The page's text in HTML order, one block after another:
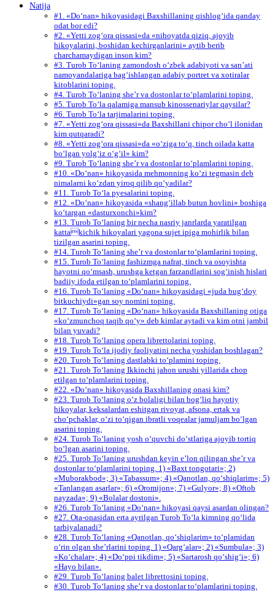
Natija
#1. «Do‘nan» hikoyasidagi Baxshillaning qishlog‘ida qanday
odat bor edi?
#2. «Yetti zog‘ora qissasi»da «nihoyatda qiziq, ajoyib
hikoyalarini, boshidan kechirganlarini» aytib berib
charchamaydigan inson kim?
#3. Turob To‘laning zamondosh o‘zbek adabiyoti va san’ati
namoyandalariga bag‘ishlangan adabiy portret va xotiralar
kitoblarini toping.
#4. Turob To‘laning she’r va dostonlar to‘plamlarini toping.
#5. Turob To‘la qalamiga mansub kinossenariylar qaysilar?
#6. Turob To‘la tarjimalarini toping.
#7. «Yetti zog‘ora qissasi»da Baxshillani chipor cho‘l ilonidan
kim qutqaradi?
#8. «Yetti zog‘ora qissasi»da «o‘ziga to‘q, tinch oilada katta
bo‘lgan yolg‘iz o‘g‘il» kim?
#9. Turob To‘laning she’r va dostonlar to‘plamlarini toping.
#10. «Do‘nan» hikoyasida mehmonning ko‘zi tegmasin deb
nimalarni ko‘zdan yiroq qilib qo‘yadilar?
#11. Turob To‘la pyesalarini toping.
#12. «Do‘nan» hikoyasida «shang‘illab butun hovlini» boshiga
ko‘targan «dasturxonchi»kim?
#13. Turob To‘laning bir necha nasriy janrlarda yaratilgan
kattakichik hikoyalari yagona sujet ipiga mohirlik bilan
tizilgan asarini toping.
#14. Turob To‘laning she’r va dostonlar to‘plamlarini toping.
#15. Turob To‘laning fashizmga nafrat, tinch va osoyishta
hayotni qo‘msash, urushga ketgan farzandlarini sog‘inish hislari
badiiy ifoda etilgan to‘plamlarini toping.
#16. Turob To‘laning «Do‘nan» hikoyasidagi «juda bug‘doy
bitkuchiydi»gan soy nomini toping.
#17. Turob To‘laning «Do‘nan» hikoyasida Baxshillaning otiga
«ko‘zmunchoq taqib qo‘y» deb kimlar aytadi va kim otni jambil
bilan yuvadi?
#18. Turob To‘laning opera librettolarini toping.
#19. Turob To‘la ijodiy faoliyatini necha yoshidan boshlagan?
#20. Turob To‘laning dastlabki to‘plamini toping.
#21. Turob To‘laning Ikkinchi jahon urushi yillarida chop
etilgan to‘plamlarini toping.
#22. «Do‘nan» hikoyasida Baxshillaning onasi kim?
#23. Turob To‘laning o‘z bolaligi bilan bog‘liq hayotiy
hikoyalar, keksalardan eshitgan rivoyat, afsona, ertak va
cho‘pchaklar, o‘zi to‘qigan ibratli voqealar jamuljam bo‘lgan
asarini toping.
#24. Turob To‘laning yosh o‘quvchi do‘stlariga ajoyib tortiq
bo‘lgan asarini toping.
#25. Turob To‘laning urushdan keyin e’lon qilingan she’r va
dostonlar to‘plamlarini toping. 1) «Baxt tongotari»; 2)
«Muborakbod»; 3) «Tabassum»; 4) «Qanotlan, qo‘shiqlarim»; 5)
«Tanlangan asarlar»; 6) «Oromijon»; 7) «Gulyor»; 8) «Oftob
nayzada»; 9) «Bolalar dostoni».
#26. Turob To‘laning «Do‘nan» hikoyasi qaysi asardan olingan?
#27. Ota-onasidan erta ayrilgan Turob To‘la kimning qo‘lida
tarbiyalanadi?
#28. Turob To‘laning «Qanotlan, qo‘shiqlarim» to‘plamidan
o‘rin olgan she’rlarini toping. 1) «Qarg‘alar»; 2) «Sumbula»; 3)
«Ko‘chalar»; 4) «Do‘ppi tikdim»; 5) «Sartarosh qo‘shig‘i»; 6)
«Hayo bilan».
#29. Turob To‘laning balet librettosini toping.
#30. Turob To‘laning she’r va dostonlar to‘plamlarini toping.